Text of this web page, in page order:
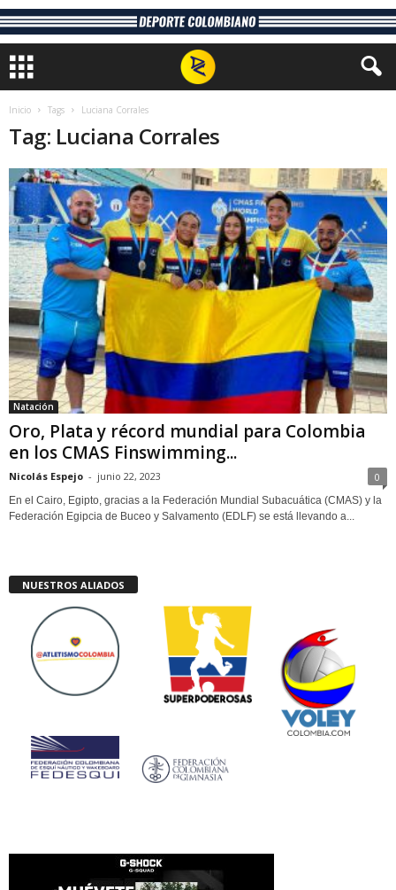
Inicio Tags Luciana Corrales
Tag: Luciana Corrales
Natación
Oro, Plata y récord mundial para Colombia
en los CMAS Finswimming...
Nicolás Espejo - junio 22, 2023 0
En el Cairo, Egipto, gracias a la Federación Mundial Subacuática (CMAS) y la
Federación Egipcia de Buceo y Salvamento (EDLF) se está llevando a...
NUESTROS ALIADOS